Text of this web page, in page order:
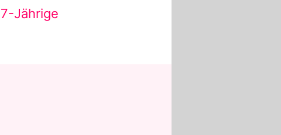
Jährige